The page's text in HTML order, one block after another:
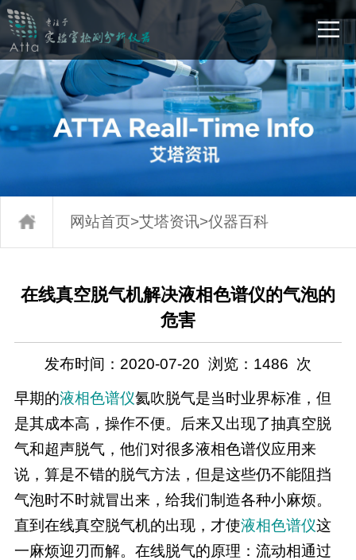
网站首页>艾塔资讯>仪器百科
在线真空脱气机解决液相色谱仪的气泡的
危害
发布时间：2020-07-20 浏览： 1486 次
早期的液相色谱仪氦吹脱气是当时业界标准，但
是其成本高，操作不便。后来又出现了抽真空脱
气和超声脱气，他们对很多液相色谱仪应用来
说，算是不错的脱气方法，但是这些仍不能阻挡
气泡时不时就冒出来，给我们制造各种小麻烦。
直到在线真空脱气机的出现，才使液相色谱仪这
一麻烦迎刃而解。在线脱气的原理：流动相通过